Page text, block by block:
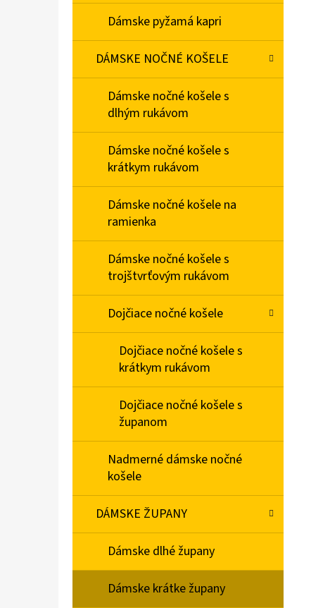
Dámske pyžamá kapri
DÁMSKE NOČNÉ KOŠELE
Dámske nočné košele s
dlhým rukávom
Dámske nočné košele s
krátkym rukávom
Dámske nočné košele na
ramienka
Dámske nočné košele s
trojštvrťovým rukávom
Dojčiace nočné košele
Dojčiace nočné košele s
krátkym rukávom
Dojčiace nočné košele s
županom
Nadmerné dámske nočné
košele
DÁMSKE ŽUPANY
Dámske dlhé župany
Dámske krátke župany